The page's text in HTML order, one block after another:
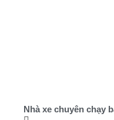
Nhà xe chuyên chạy